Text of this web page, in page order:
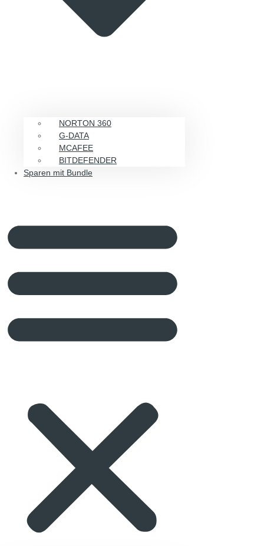
NORTON 360
G-DATA
MCAFEE
BITDEFENDER
Sparen mit Bundle